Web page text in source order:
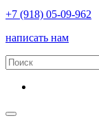
+7 (918) 05-09-962
написать нам